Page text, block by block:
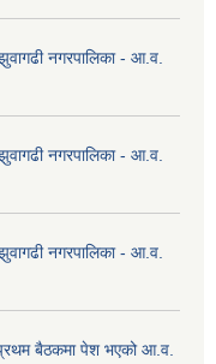
नगरपालिका - आ.व.
नगरपालिका - आ.व.
नगरपालिका - आ.व.
बैठकमा पेश भएको आ.व.